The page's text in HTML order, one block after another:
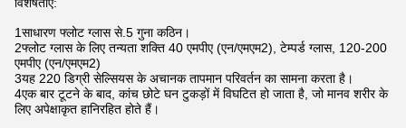
1साधारण फ्लोट ग्लास से.5 गुना कठिन।
2फ्लोट ग्लास के लिए तन्यता शक्ति 40 एमपीए (एन/एमएम2), टेम्पर्ड ग्लास, 120-200
एमपीए (एन/एमएम2)
3यह 220 डिग्री सेल्सियस के अचानक तापमान परिवर्तन का सामना करता है।
4एक बार टूटने के बाद, कांच छोटे घन टुकड़ों में विघटित हो जाता है, जो मानव शरीर के
लिए अपेक्षाकृत हानिरहित होते हैं।